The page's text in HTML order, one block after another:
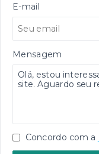
E-mail
Mensagem
Concordo com a